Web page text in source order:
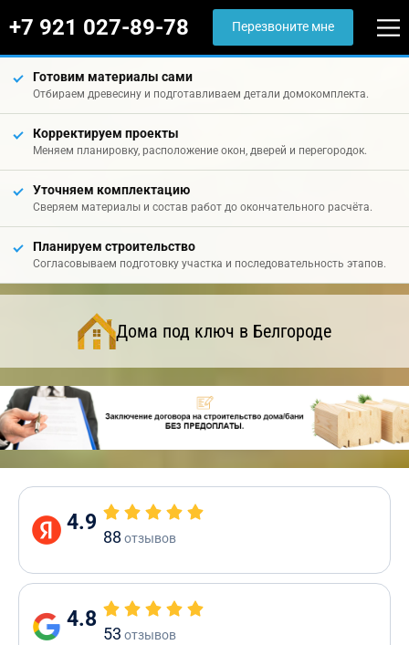
+7 921 027-89-78 Перезвоните мне
Готовим материалы сами
Отбираем древесину и подготавливаем детали домокомплекта.
Корректируем проекты
Меняем планировку, расположение окон, дверей и перегородок.
Уточняем комплектацию
Сверяем материалы и состав работ до окончательного расчёта.
Планируем строительство
Согласовываем подготовку участка и последовательность этапов.
Дома под ключ в Белгороде
4.9
88 отзывов
4.8
53 отзывов